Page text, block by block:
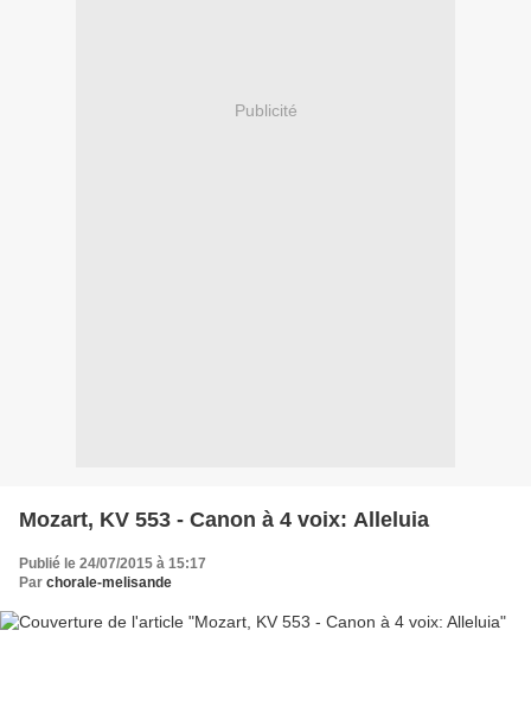
Publicité
Mozart, KV 553 - Canon à 4 voix: Alleluia
Publié le 24/07/2015 à 15:17
Par chorale-melisande